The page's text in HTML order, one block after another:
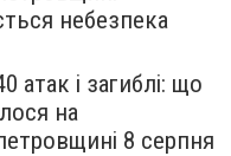
небезпека
атак і загиблі: що
на
8 серпня